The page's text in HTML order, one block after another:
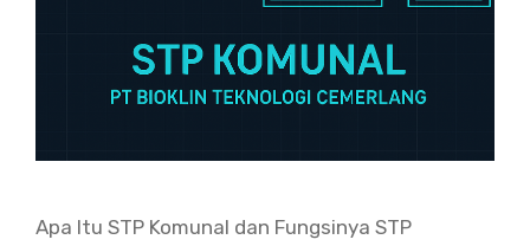
Apa Itu STP Komunal dan Fungsinya STP